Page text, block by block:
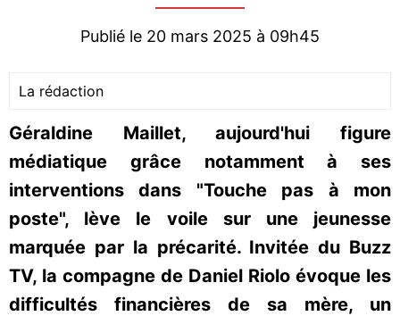
Publié le 20 mars 2025 à 09h45
La rédaction
Géraldine Maillet, aujourd'hui figure
médiatique grâce notamment à ses
interventions dans "Touche pas à mon
poste", lève le voile sur une jeunesse
marquée par la précarité. Invitée du Buzz
TV, la compagne de Daniel Riolo évoque les
difficultés financières de sa mère, un